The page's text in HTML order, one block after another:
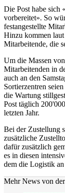
Die Post habe sich
vorbereitet». So
festangestellte
Hinzu kommen
Mitarbeitende, die
Um die Massen
Mitarbeitenden in
auch an den
Sortierzentren
die Wartung
Post täglich
letzten Jahr.
Bei der Zustellung
zusätzliche
dafür zusätzlich
es in diesen
dem die Logistik an
Mehr News von